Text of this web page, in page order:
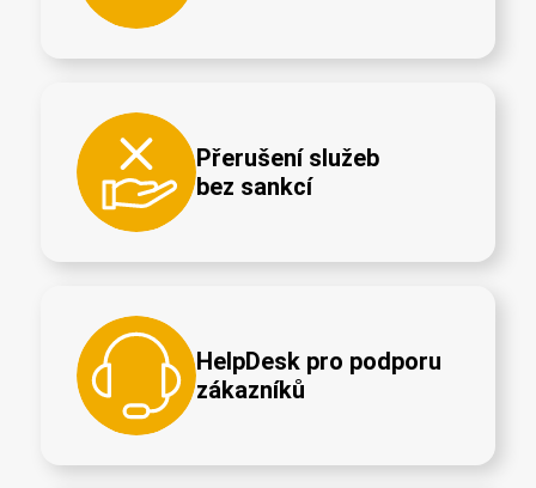
Přerušení služeb
bez sankcí
HelpDesk pro podporu
zákazníků